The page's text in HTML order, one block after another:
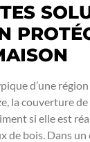
d’une
la couverture
si elle est
de bois. Dans